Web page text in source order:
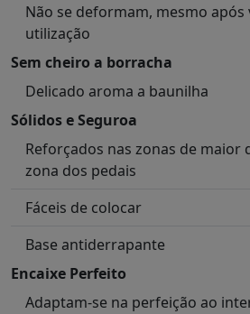
Não se deformam, mesmo após
utilização
Sem cheiro a borracha
Delicado aroma a baunilha
Sólidos e Seguroa
Reforçados nas zonas de maior
zona dos pedais
Fáceis de colocar
Base antiderrapante
Encaixe Perfeito
Adaptam-se na perfeição ao